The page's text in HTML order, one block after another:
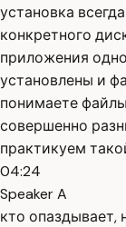
установка
конкретного
приложения
установлены и
понимаете
совершенно
практикуем
04:24
Speaker A
кто опаздывает,